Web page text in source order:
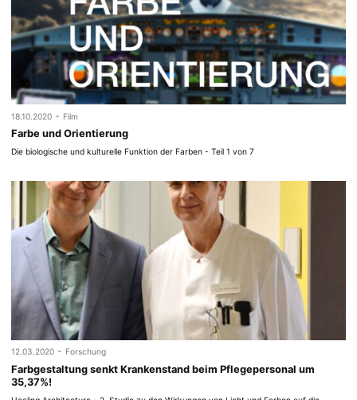
18.10.2020 - Film
Farbe und Orientierung
Die biologische und kulturelle Funktion der Farben - Teil 1 von 7
12.03.2020 - Forschung
Farbgestaltung senkt Krankenstand beim Pflegepersonal um
35,37%!